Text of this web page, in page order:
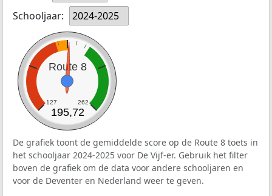
Schooljaar:
2024-2025
Route 8
127 262
195,72
De grafiek toont de gemiddelde score op de Route 8 toets in
het schooljaar 2024-2025 voor De Vijf-er. Gebruik het filter
boven de grafiek om de data voor andere schooljaren en
voor de Deventer en Nederland weer te geven.